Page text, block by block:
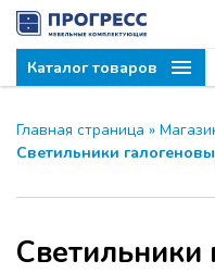
Каталог товаров
Главная страница »
Светильники
Светильники